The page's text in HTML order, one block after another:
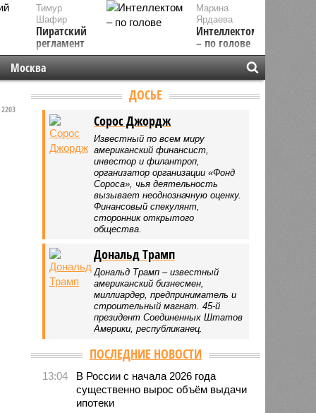
Марина
Ярдаева
Интеллектом
– по голове
Тимур
Шафир
Пиратский
регламент
Москва
2203
ДОСЬЕ
Сорос Джордж
Известный по всем миру
американский финансист,
инвестор и филантроп,
организатор организации «Фонд
Сороса», чья деятельность
вызывает неоднозначную оценку.
Финансовый спекулянт,
сторонник открытого
общества.
Дональд Трамп
Дональд Трамп – известный
американский бизнесмен,
миллиардер, предприниматель и
строительный магнат. 45-й
президент Соединенных Штатов
Америки, республиканец.
ПОСЛЕДНИЕ НОВОСТИ
13:04
В России с начала 2026 года
существенно вырос объём выдачи
ипотеки